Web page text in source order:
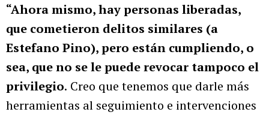
“Ahora mismo, hay personas liberadas,
que cometieron delitos similares (a
Estefano Pino), pero están cumpliendo, o
sea, que no se le puede revocar tampoco el
privilegio. Creo que tenemos que darle más
herramientas al seguimiento e intervenciones